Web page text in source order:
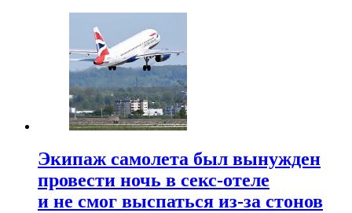
Экипаж самолета был вынужден
провести ночь в секс-отеле
и не смог выспаться из-за стонов